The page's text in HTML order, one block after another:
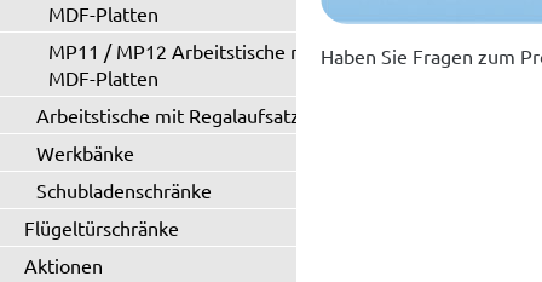
MDF-Platten
MP11 / MP12 Arbeitstische mit
MDF-Platten
Arbeitstische mit Regalaufsatz
Werkbänke
Schubladenschränke
Flügeltürschränke
Aktionen
Haben Sie Fragen zum